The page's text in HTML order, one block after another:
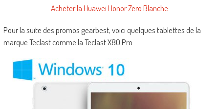
Acheter la Huawei Honor Zero Blanche
Pour la suite des promos gearbest, voici quelques tablettes de la
marque Teclast comme la Teclast X80 Pro